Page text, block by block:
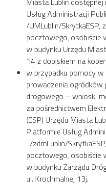
Usług Administracji
/UMLublin/SkrytkaESP,
pocztowego, osobiście
w budynku Urzędu
14 z dopiskiem na
w przypadku pomocy
prowadzenia
drogowego – wnioski
za pośrednictwem
(ESP) Urzędu Miasta
Platformie Usług
-/zdmLublin/
pocztowego, osobiście
w budynku Zarządu
ul. Krochmalnej 13j.